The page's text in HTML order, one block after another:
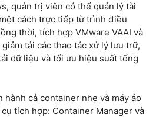
quản trị viên có thể quản lý tài
cách trực tiếp từ trình điều
thời, tích hợp VMware VAAI và
tải các thao tác xử lý lưu trữ,
dữ liệu và tối ưu hiệu suất tổng
hành cả container nhẹ và máy ảo
tích hợp: Container Manager và